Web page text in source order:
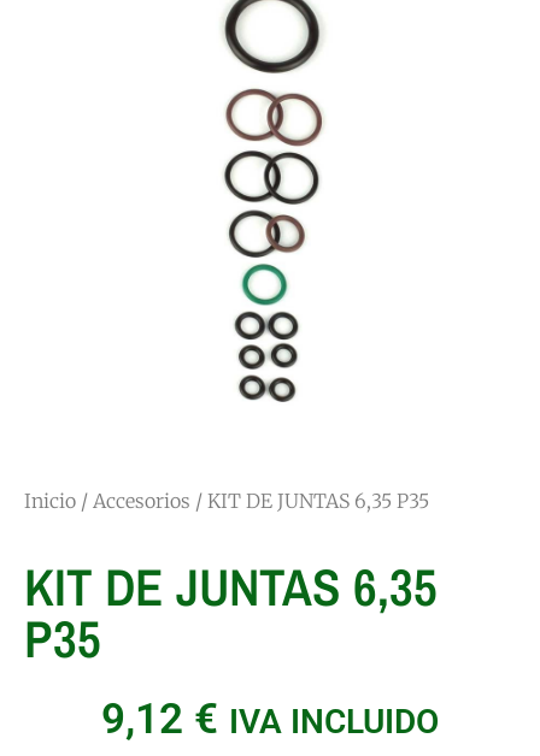
Inicio / Accesorios / KIT DE JUNTAS 6,35 P35
KIT DE JUNTAS 6,35
P35
9,12 € IVA INCLUIDO